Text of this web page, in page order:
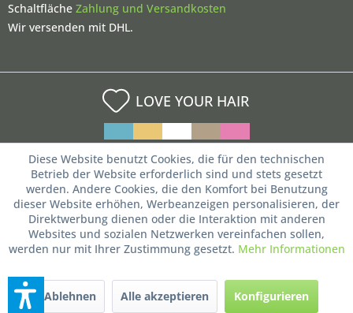
Schaltfläche Zahlung und Versandkosten
Wir versenden mit DHL.
LOVE YOUR HAIR
Diese Website benutzt Cookies, die für den technischen
Betrieb der Website erforderlich sind und stets gesetzt
werden. Andere Cookies, die den Komfort bei Benutzung
dieser Website erhöhen, Werbeanzeigen personalisieren, der
Direktwerbung dienen oder die Interaktion mit anderen
Websites und sozialen Netzwerken vereinfachen sollen,
werden nur mit Ihrer Zustimmung gesetzt. Mehr Informationen
Ablehnen Alle akzeptieren Konfigurieren